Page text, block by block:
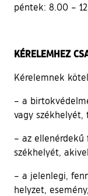
péntek: 8.00 –
KÉRELEMHEZ
Kérelemnek
– a
vagy székhelyét,
– az
székhelyét,
– a jelenlegi,
helyzet,